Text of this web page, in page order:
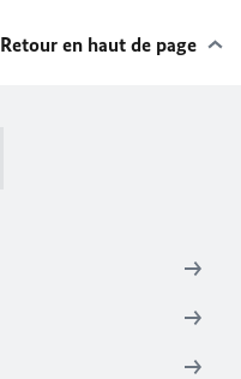
Retour en haut de page